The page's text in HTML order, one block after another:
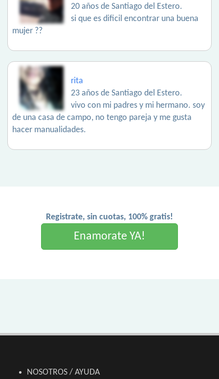
20 años de Santiago del Estero.
si que es dificil encontrar una buena
mujer ??
rita
23 años de Santiago del Estero.
vivo con mi padres y mi hermano. soy
de una casa de campo, no tengo pareja y me gusta
hacer manualidades.
Registrate, sin cuotas, 100% gratis!
Enamorate YA!
NOSOTROS / AYUDA